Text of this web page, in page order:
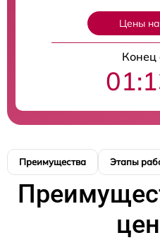
Цены
Конец
Преимущества Этапы